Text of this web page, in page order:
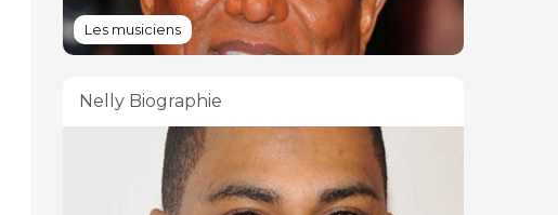
Les musiciens
Nelly Biographie